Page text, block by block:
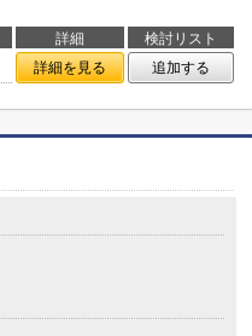
詳細
検討リスト
詳細を見る 追加する